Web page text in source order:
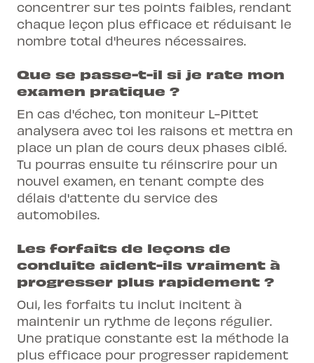
concentrer sur tes points faibles, rendant
chaque leçon plus efficace et réduisant le
nombre total d'heures nécessaires.
Que se passe-t-il si je rate mon
examen pratique ?
En cas d'échec, ton moniteur L-Pittet
analysera avec toi les raisons et mettra en
place un plan de cours deux phases ciblé.
Tu pourras ensuite tu réinscrire pour un
nouvel examen, en tenant compte des
délais d'attente du service des
automobiles.
Les forfaits de leçons de
conduite aident-ils vraiment à
progresser plus rapidement ?
Oui, les forfaits tu inclut incitent à
maintenir un rythme de leçons régulier.
Une pratique constante est la méthode la
plus efficace pour progresser rapidement